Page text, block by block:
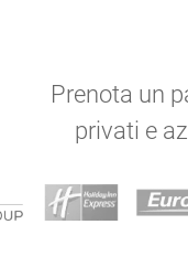
Prenota un
privati e